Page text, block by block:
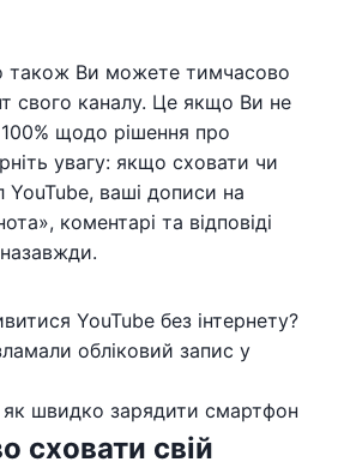
Ви можете тимчасово
свого каналу. Це якщо Ви не
100% щодо рішення про
увагу: якщо сховати чи
YouTube, ваші дописи на
коментарі та відповіді
YouTube без інтернету?
обліковий запис у
швидко зарядити смартфон
сховати свій